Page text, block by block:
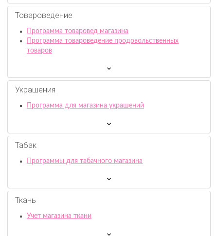
Товароведение
Программа товаровед магазина
Программа товароведение продовольственных
товаров
Украшения
Программа для магазина украшений
Табак
Программы для табачного магазина
Ткань
Учет магазина ткани